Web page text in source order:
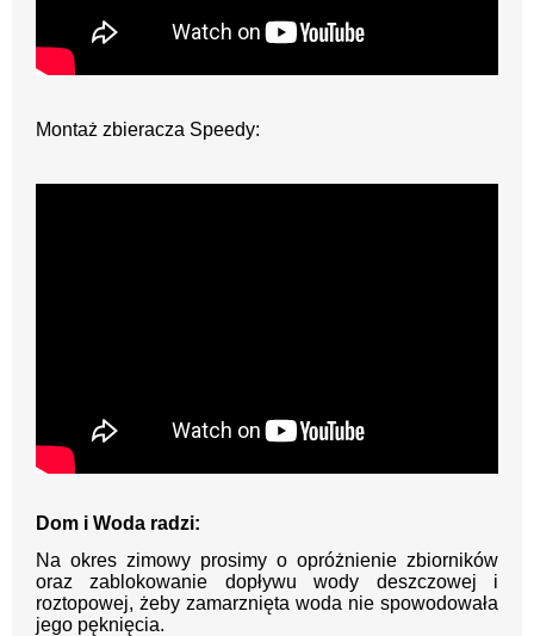
Montaż zbieracza Speedy:
Dom i Woda radzi:
Na okres zimowy prosimy o opróżnienie zbiorników
oraz zablokowanie dopływu wody deszczowej i
roztopowej, żeby zamarznięta woda nie spowodowała
jego pęknięcia.